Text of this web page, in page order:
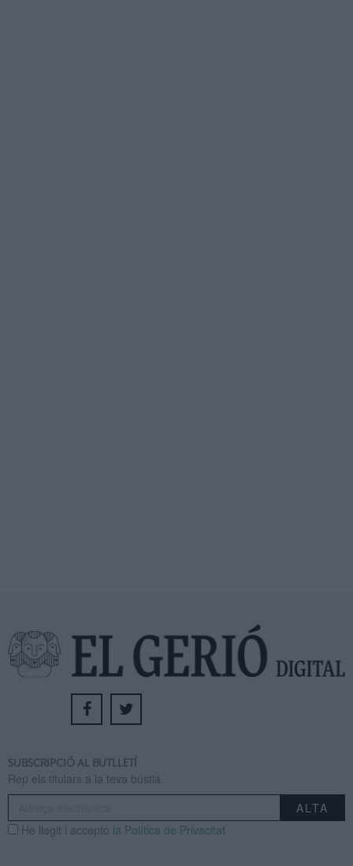
SUBSCRIPCIÓ AL BUTLLETÍ
Rep els titulars a la teva bústia
He llegit i accepto la Política de Privacitat